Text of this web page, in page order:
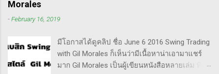
ราคาร่วงถึง 10% ก็ต้องตัดขาดทุนตามระบบแล้ว
เขามองระยะยาว ไม่สนใจต่อความผันผวนของ
ราคาในระยะสั้น อย่างวอเรน บัฟเฟต์ บอกว่า "คุณ
ไม่ควรอยู่ในตลาดหุ้น นอกเสียจากจะสามารถนั่ง
Morales
-February 16, 2019
มีโอกาสได้ดูคลิป ชื่อ June 6 2016 Swing Trading
with Gil Morales ก็เห็นว่ามีเนื้อหาน่าเอามาแชร์
มาก Gil Morales เป็นผู้เขียนหนังสือหลายเล่ม ที่ดัๆ